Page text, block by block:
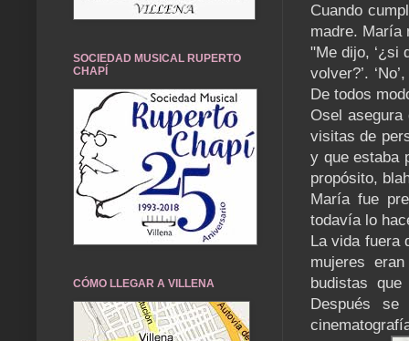
Cuando
madre. María
"Me dijo, ‘¿si
volver?’.
De todos
Osel asegura
visitas de
y que estaba
propósito,
María fue
todavía lo
La vida fuera
mujeres
budistas
Después
SOCIEDAD MUSICAL RUPERTO
CHAPÍ
CÓMO LLEGAR A VILLENA